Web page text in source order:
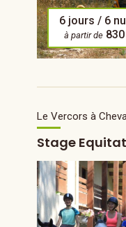
6 jours / 6
à partir de
Le Vercors à
Stage